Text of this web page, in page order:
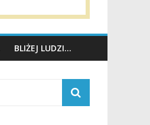
BLIŻEJ LUDZI…